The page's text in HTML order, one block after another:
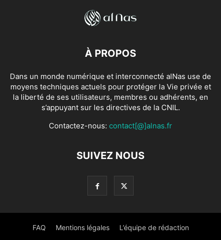
À PROPOS
Dans un monde numérique et interconnecté alNas use de
moyens techniques actuels pour protéger la Vie privée et
la liberté de ses utilisateurs, membres ou adhérents, en
s’appuyant sur les directives de la CNIL.
Contactez-nous: contact[@]alnas.fr
SUIVEZ NOUS
FAQ Mentions légales L’équipe de rédaction